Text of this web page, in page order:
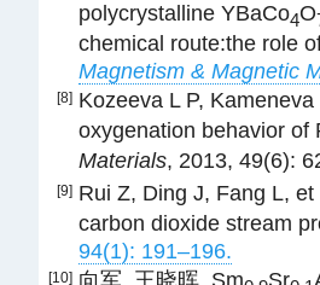
polycrystalline YBaCo4O
chemical route:the role
Magnetism & Magnetic
[8] Kozeeva L P,
oxygenation behavior of
Materials, 2013, 49(6):
[9] Rui Z, Ding J, Fang L,
carbon dioxide stream
94(1): 191–196.
[10] 向军, 王晓晖. Sm Sr